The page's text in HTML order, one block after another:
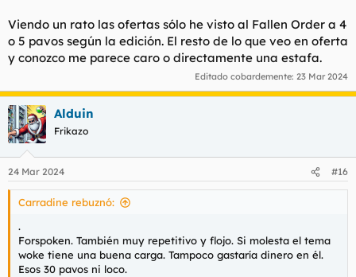
Viendo un rato las ofertas sólo he visto al Fallen Order a 4
o 5 pavos según la edición. El resto de lo que veo en oferta
y conozco me parece caro o directamente una estafa.
Editado cobardemente: 23 Mar 2024
Alduin
Frikazo
24 Mar 2024 #16
Carradine rebuznó:
.
Forspoken. También muy repetitivo y flojo. Si molesta el tema
woke tiene una buena carga. Tampoco gastaría dinero en él.
Esos 30 pavos ni loco.